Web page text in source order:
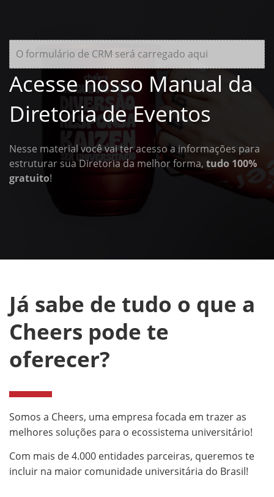
O formulário de CRM será carregado aqui
Acesse nosso Manual da
Diretoria de Eventos
Nesse material você vai ter acesso a informações para
estruturar sua Diretoria da melhor forma, tudo 100%
gratuito!
Já sabe de tudo o que a
Cheers pode te
oferecer?
Somos a Cheers, uma empresa focada em trazer as
melhores soluções para o ecossistema universitário!
Com mais de 4.000 entidades parceiras, queremos te
incluir na maior comunidade universitária do Brasil!